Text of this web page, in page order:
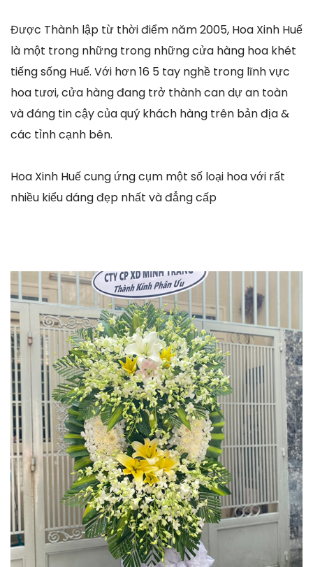
Được Thành lập từ thời điểm năm 2005, Hoa Xinh Huế
là một trong những trong những cửa hàng hoa khét
tiếng sống Huế. Với hơn 16 5 tay nghề trong lĩnh vực
hoa tươi, cửa hàng đang trở thành can dự an toàn
và đáng tin cậy của quý khách hàng trên bản địa &
các tỉnh cạnh bên.
Hoa Xinh Huế cung ứng cụm một số loại hoa với rất
nhiều kiểu dáng đẹp nhất và đẳng cấp